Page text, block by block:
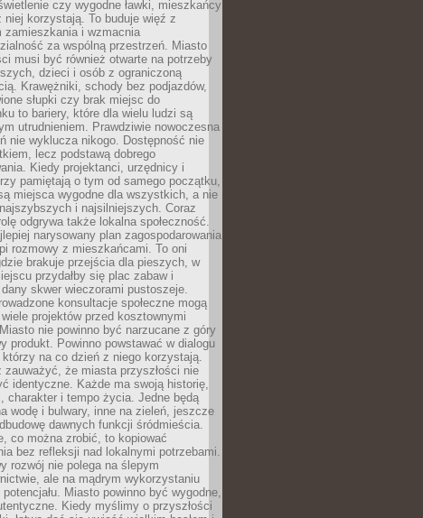
czy wygodne ławki, mieszkańcy
niej korzystają. To buduje więź z
zamieszkania i wzmacnia
za wspólną przestrzeń. Miasto
musi być również otwarte na potrzeby
dzieci i osób z ograniczoną
Krawężniki, schody bez podjazdów,
słupki czy brak miejsc do
to bariery, które dla wielu ludzi są
utrudnieniem. Prawdziwie nowoczesna
nie wyklucza nikogo. Dostępność nie
lecz podstawą dobrego
Kiedy projektanci, urzędnicy i
pamiętają o tym od samego początku,
miejsca wygodne dla wszystkich, a nie
i najsilniejszych. Coraz
odgrywa także lokalna społeczność.
narysowany plan zagospodarowania
rozmowy z mieszkańcami. To oni
brakuje przejścia dla pieszych, w
przydałby się plac zabaw i
skwer wieczorami pustoszeje.
konsultacje społeczne mogą
projektów przed kosztownymi
Miasto nie powinno być narzucane z góry
produkt. Powinno powstawać w dialogu
na co dzień z niego korzystają.
zauważyć, że miasta przyszłości nie
identyczne. Każde ma swoją historię,
charakter i tempo życia. Jedne będą
wodę i bulwary, inne na zieleń, jeszcze
dawnych funkcji śródmieścia.
co można zrobić, to kopiować
bez refleksji nad lokalnymi potrzebami.
rozwój nie polega na ślepym
ale na mądrym wykorzystaniu
potencjału. Miasto powinno być wygodne,
Kiedy myślimy o przyszłości